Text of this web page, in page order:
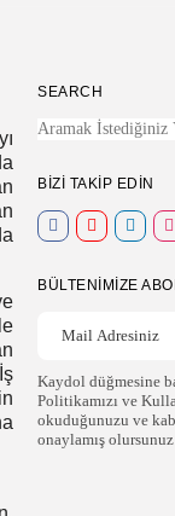
SEARCH
BIZI TAKIP EDIN
BÜLTENIMIZE
Kaydol düğmesine
Politikamızı ve
okuduğunuzu ve
onaylamış olursunuz